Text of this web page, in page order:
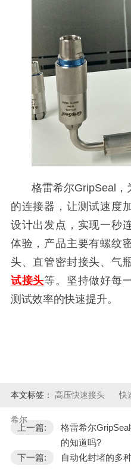
格雷希尔GripSeal
的连接器，让测试速度
设计出发点，实现一秒
体验，产品主要有螺纹
头、直管密封接头、气
试接头等。坚持做好每
测试效率的快速提升。
本文标签： 高压快速接头 快
希尔
上一篇:
格雷希尔
的知道吗?
下一篇:
自动化封堵的多